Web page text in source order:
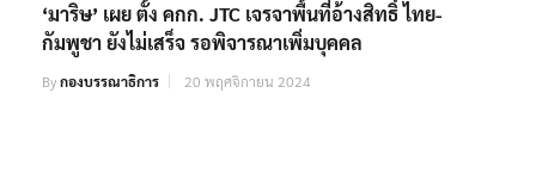
‘มาริษ’ เผย ตั้ง คกก. JTC เจรจาพื้นที่อ้างสิทธิ์ ไทย-
กัมพูชา ยังไม่เสร็จ รอพิจารณาเพิ่มบุคคล
Byกองบรรณาธิการ 20 พฤศจิกายน 2024